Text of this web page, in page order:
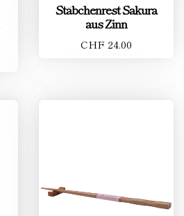
Stäbchenrest Sakura
aus Zinn
CHF 24.00